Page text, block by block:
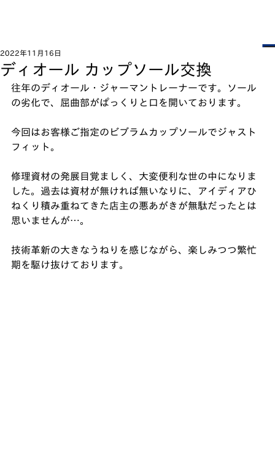
ディオール カップソール交換
2022年11月16日
往年のディオール・ジャーマントレーナーです。ソール
の劣化で、屈曲部がぱっくりと口を開いております。
今回はお客様ご指定のビブラムカップソールでジャスト
フィット。
修理資材の発展目覚ましく、大変便利な世の中になりま
した。過去は資材が無ければ無いなりに、アイディアひ
ねくり積み重ねてきた店主の悪あがきが無駄だったとは
思いませんが…。
技術革新の大きなうねりを感じながら、楽しみつつ繁忙
期を駆け抜けております。